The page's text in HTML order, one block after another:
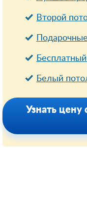
Второй
Белый
Узнать